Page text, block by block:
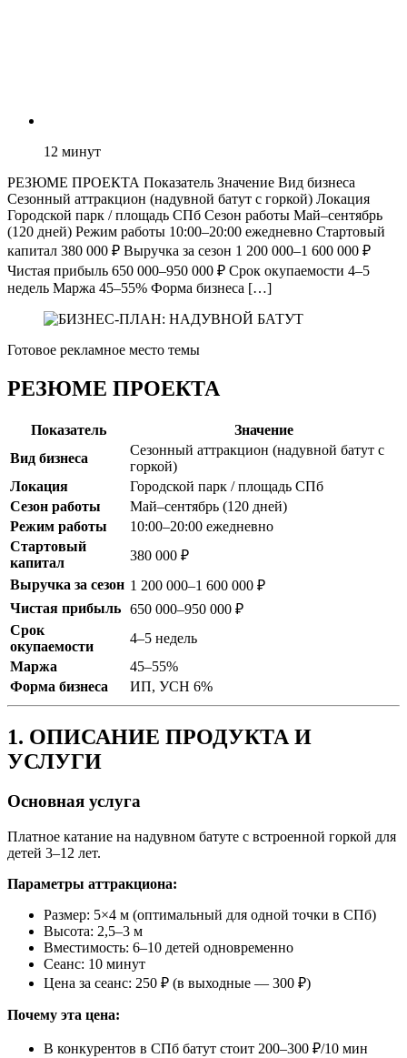
12 минут
РЕЗЮМЕ ПРОЕКТА Показатель Значение Вид бизнеса
Сезонный аттракцион (надувной батут с горкой) Локация
Городской парк / площадь СПб Сезон работы Май–сентябрь
(120 дней) Режим работы 10:00–20:00 ежедневно Стартовый
капитал 380 000 ₽ Выручка за сезон 1 200 000–1 600 000 ₽
Чистая прибыль 650 000–950 000 ₽ Срок окупаемости 4–5
недель Маржа 45–55% Форма бизнеса […]
Готовое рекламное место темы
РЕЗЮМЕ ПРОЕКТА
Показатель
Значение
Вид бизнеса
Сезонный аттракцион (надувной батут с
горкой)
Локация
Городской парк / площадь СПб
Сезон работы
Май–сентябрь (120 дней)
Режим работы
10:00–20:00 ежедневно
Стартовый
капитал
380 000 ₽
Выручка за сезон 1 200 000–1 600 000 ₽
Чистая прибыль 650 000–950 000 ₽
Срок
окупаемости
4–5 недель
Маржа
45–55%
Форма бизнеса
ИП, УСН 6%
1. ОПИСАНИЕ ПРОДУКТА И
УСЛУГИ
Основная услуга
Платное катание на надувном батуте с встроенной горкой для
детей 3–12 лет.
Параметры аттракциона:
Размер: 5×4 м (оптимальный для одной точки в СПб)
Высота: 2,5–3 м
Вместимость: 6–10 детей одновременно
Сеанс: 10 минут
Цена за сеанс: 250 ₽ (в выходные — 300 ₽)
Почему эта цена:
В конкурентов в СПб батут стоит 200–300 ₽/10 мин